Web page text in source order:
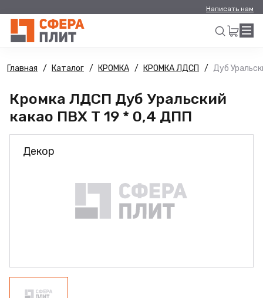
Написать нам
Искать
Главная Каталог КРОМКА КРОМКА ЛДСП Дуб
Кромка ЛДСП Дуб Уральский
какао ПВХ Т 19 * 0,4 ДПП
Декор